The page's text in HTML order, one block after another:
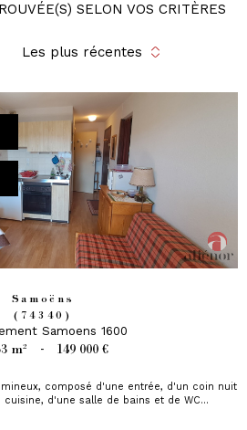
SELON VOS CRITÈRES
Les plus récentes
Samoëns
(74340)
Samoens 1600
m² - 149 000 €
composé d'une entrée, d'un coin nuit
d'une salle de bains et de WC...